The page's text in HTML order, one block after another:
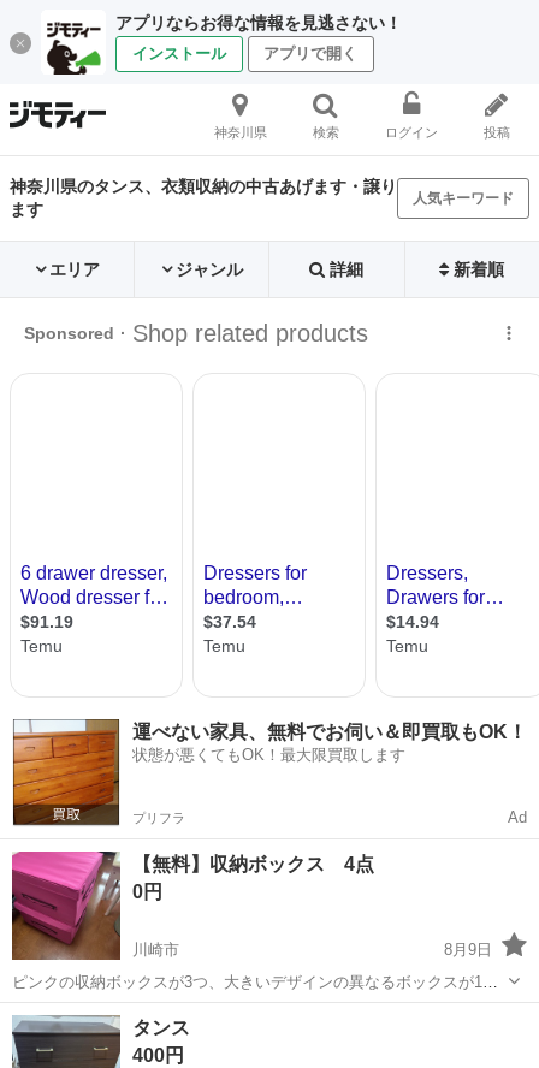
アプリならお得な情報を見逃さない！
インストール アプリで開く
神奈川県 検索 ログイン 投稿
神奈川県のタンス、衣類収納の中古あげます・譲り
ます
人気キーワード
エリア ジャンル 詳細 新着順
運べない家具、無料でお伺い＆即買取もOK！
状態が悪くてもOK！最大限買取します
プリフラ Ad
【無料】収納ボックス 4点
0円
川崎市
8月9日
ピンクの収納ボックスが3つ、大きいデザインの異なるボックスが1つ
です。 大変しっかりした作りでいろいろなシーンで活躍します。 長期
使用していましたがへたりません。 8／9. または10の午前中、早く取
りに来れる方優先です。...
神奈川 川崎市
タンス
400円